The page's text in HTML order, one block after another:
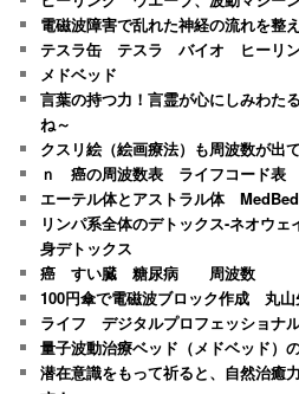
電磁波障害で乱れた神経の流れを整
テスラ缶 テスラ バイオ ヒーリ
メドベッド
言葉の持つ力！言霊が心にしみわた
ね～
クスリ絵（絵画療法）も周波数が出
ｎ 癌の周波数表 ライフコード表
エーテル体とアストラル体
リンパ系全体のデトックス-ネオウ
身デトックス
癌 すい臓 糖尿病 周波数
100円傘で電磁波ブロック作成 丸山
ライフ デジタルプロフェッショナ
量子波動治療ベッド（メドベッド）
潜在意識をもって祈ると、自然治癒